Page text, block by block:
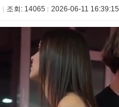
조회: 14065 2026-06-11 16:39:15